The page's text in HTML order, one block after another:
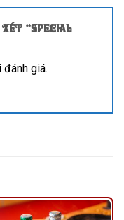
“Special
giá.